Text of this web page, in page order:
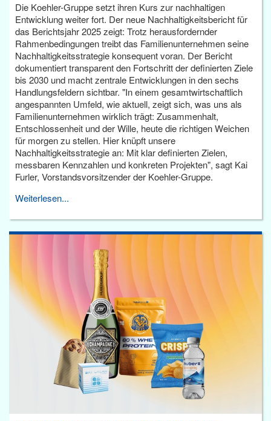
Die Koehler-Gruppe setzt ihren Kurs zur nachhaltigen
Entwicklung weiter fort. Der neue Nachhaltigkeitsbericht für
das Berichtsjahr 2025 zeigt: Trotz herausfordernder
Rahmenbedingungen treibt das Familienunternehmen seine
Nachhaltigkeitsstrategie konsequent voran. Der Bericht
dokumentiert transparent den Fortschritt der definierten Ziele
bis 2030 und macht zentrale Entwicklungen in den sechs
Handlungsfeldern sichtbar. "In einem gesamtwirtschaftlich
angespannten Umfeld, wie aktuell, zeigt sich, was uns als
Familienunternehmen wirklich trägt: Zusammenhalt,
Entschlossenheit und der Wille, heute die richtigen Weichen
für morgen zu stellen. Hier knüpft unsere
Nachhaltigkeitsstrategie an: Mit klar definierten Zielen,
messbaren Kennzahlen und konkreten Projekten", sagt Kai
Furler, Vorstandsvorsitzender der Koehler-Gruppe.
Weiterlesen...